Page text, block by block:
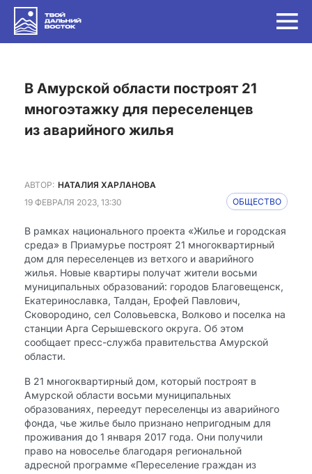
в Амурской области построят 21
многоэтажку для переселенцев
из аварийного жилья
АВТОР: НАТАЛИЯ ХАРЛАНОВА
19 ФЕВРАЛЯ 2023, 13:30
ОБЩЕСТВО
В рамках национального проекта «Жилье и городская
среда» в Приамурье построят 21 многоквартирный
дом для переселенцев из ветхого и аварийного
жилья. Новые квартиры получат жители восьми
муниципальных образований: городов Благовещенск,
Екатеринославка, Талдан, Ерофей Павлович,
Сковородино, сел Соловьевска, Волково и поселка на
станции Арга Серышевского округа. Об этом
сообщает пресс-служба правительства Амурской
области.
В 21 многоквартирный дом, который построят в
Амурской области восьми муниципальных
образованиях, переедут переселенцы из аварийного
фонда, чье жилье было признано непригодным для
проживания до 1 января 2017 года. Они получили
право на новоселье благодаря региональной
адресной программе «Переселение граждан из